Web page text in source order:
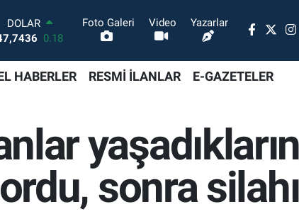
DOLAR
0.18
STERLİN
6660.55
BİST100
13.779 -14
0.35
Foto Galeri Video Yazarlar
HABERLER RESMİ İLANLAR E-GAZETELER
sonra silahı